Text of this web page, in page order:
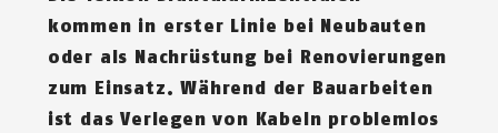
kommen in erster Linie bei Neubauten
oder als Nachrüstung bei Renovierungen
zum Einsatz. Während der Bauarbeiten
ist das Verlegen von Kabeln problemlos